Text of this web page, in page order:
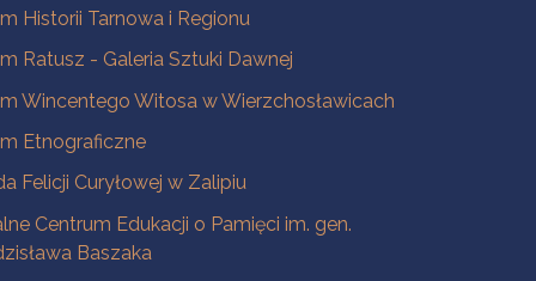
Historii Tarnowa i Regionu
Ratusz - Galeria Sztuki Dawnej
Wincentego Witosa w Wierzchosławicach
Etnograficzne
Felicji Curyłowej w Zalipiu
Centrum Edukacji o Pamięci im. gen.
Baszaka